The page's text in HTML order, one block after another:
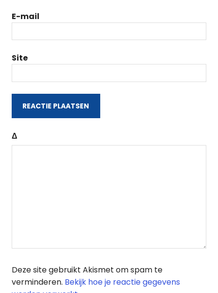
E-mail
Site
Δ
Deze site gebruikt Akismet om spam te
verminderen. Bekijk hoe je reactie gegevens